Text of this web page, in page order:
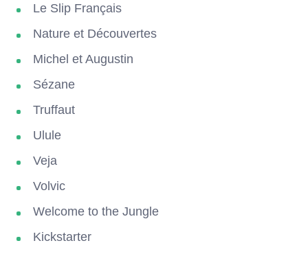
Le Slip Français
Nature et Découvertes
Michel et Augustin
Sézane
Truffaut
Ulule
Veja
Volvic
Welcome to the Jungle
Kickstarter